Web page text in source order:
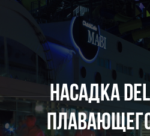
НАСАДКА